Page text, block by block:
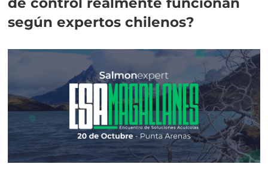
según expertos chilenos?